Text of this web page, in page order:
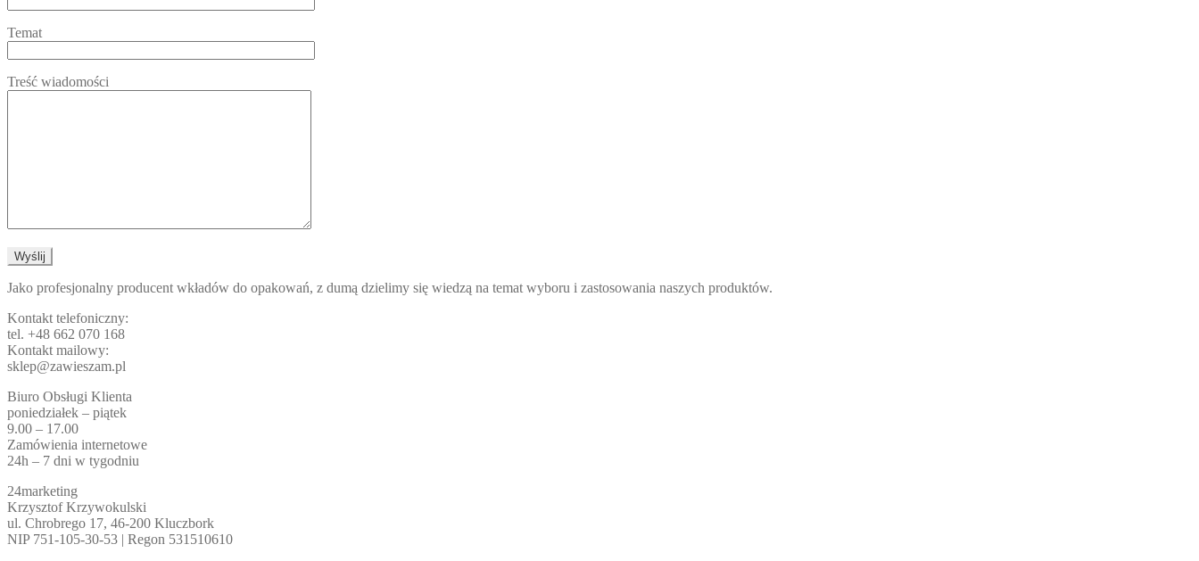
Temat
Treść wiadomości
Jako profesjonalny producent wkładów do opakowań, z dumą dzielimy się wiedzą na temat wyboru i zastosowania naszych produktów.
Kontakt telefoniczny:
tel. +48 662 070 168
Kontakt mailowy:
sklep@zawieszam.pl
Biuro Obsługi Klienta
poniedziałek – piątek
9.00 – 17.00
Zamówienia internetowe
24h – 7 dni w tygodniu
24marketing
Krzysztof Krzywokulski
ul. Chrobrego 17, 46-200 Kluczbork
NIP 751-105-30-53 | Regon 531510610